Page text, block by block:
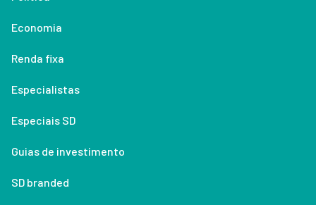
Economia
Renda fixa
Especialistas
Especiais SD
Guias de investimento
SD branded